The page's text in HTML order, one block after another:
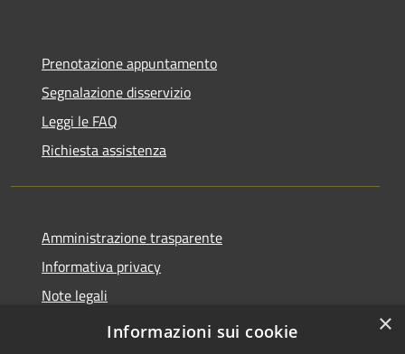
Prenotazione appuntamento
Segnalazione disservizio
Leggi le FAQ
Richiesta assistenza
Amministrazione trasparente
Informativa privacy
Note legali
Dichiarazione di accessibilità
×
Informazioni sui cookie